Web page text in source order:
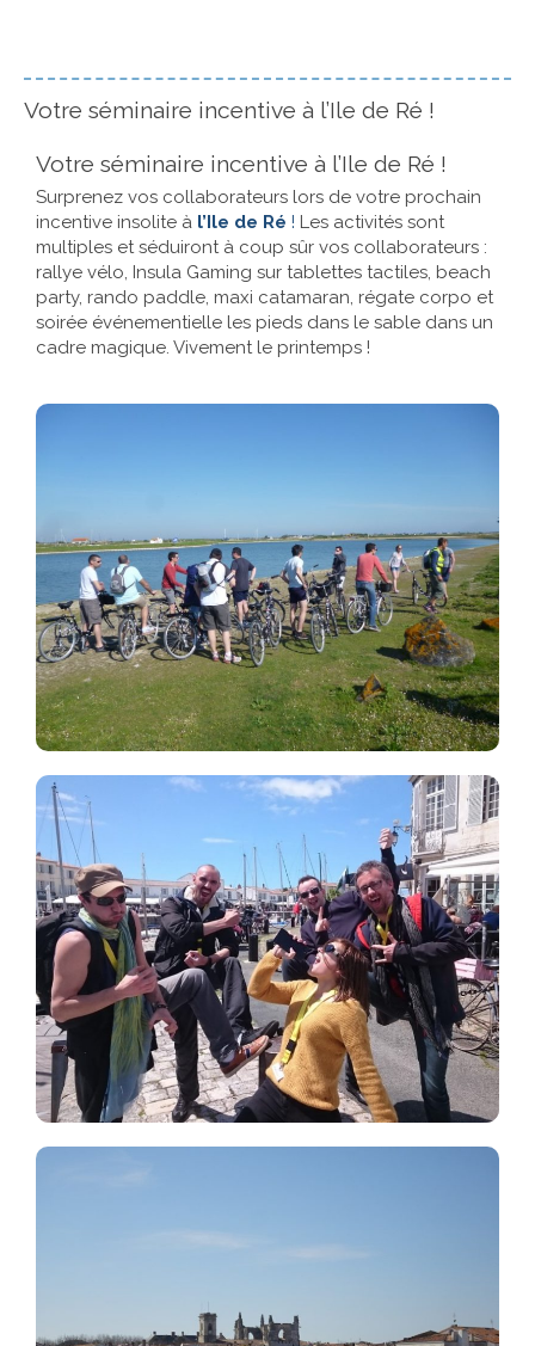
Votre séminaire incentive à l’Ile de Ré !
Votre séminaire incentive à l’Ile de Ré !
Surprenez vos collaborateurs lors de votre prochain
incentive insolite à l’Ile de Ré ! Les activités sont
multiples et séduiront à coup sûr vos collaborateurs :
rallye vélo, Insula Gaming sur tablettes tactiles, beach
party, rando paddle, maxi catamaran, régate corpo et
soirée événementielle les pieds dans le sable dans un
cadre magique. Vivement le printemps !